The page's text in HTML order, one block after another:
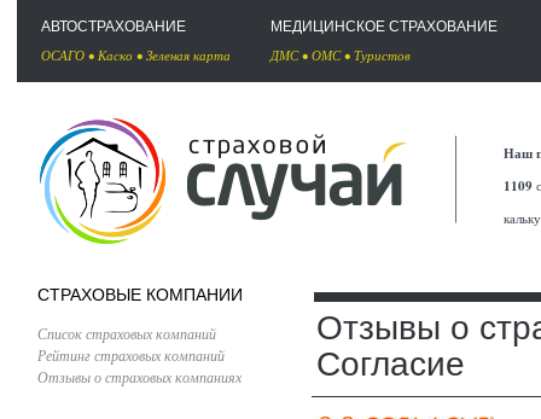
АВТОСТРАХОВАНИЕ
ОСАГО • Каско • Зеленая карта
МЕДИЦИНСКОЕ СТРАХОВАНИЕ
ДМС• ОМС• Туристов
Наш
1109
СТРАХОВЫЕ КОМПАНИИ
Список страховых компаний
Рейтинг страховых компаний
Отзывы о страховых компаниях
Отзывы о
Согласие